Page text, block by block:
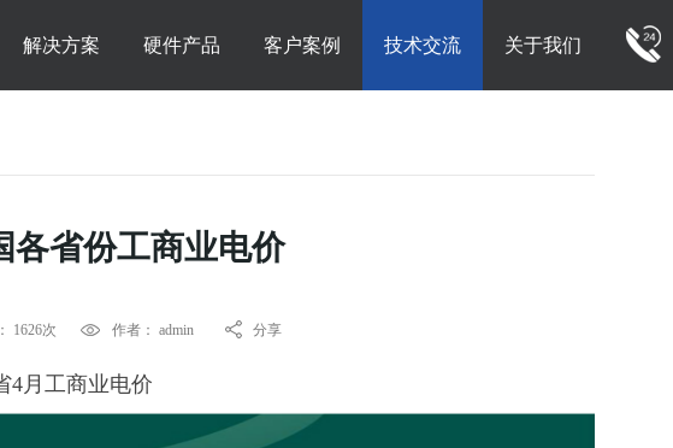
解决方案 硬件产品 客户案例 技术交流 关于我们
各省份工商业电价
1626次 作者： admin 分享
4月工商业电价